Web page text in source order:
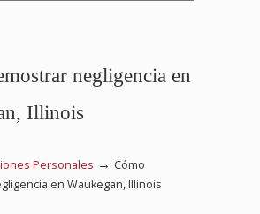
negligencia en
Illinois
Personales → Cómo
en Waukegan, Illinois